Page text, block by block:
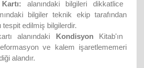
alanındaki bilgileri dikkatlice
bilgiler teknik ekip tarafından
tespit edilmiş bilgilerdir.
alanındaki Kondisyon Kitab'ın
ve kalem işaretlememeri
alandır.